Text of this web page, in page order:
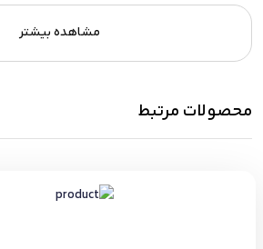
مشاهده بیشتر
محصولات مرتبط